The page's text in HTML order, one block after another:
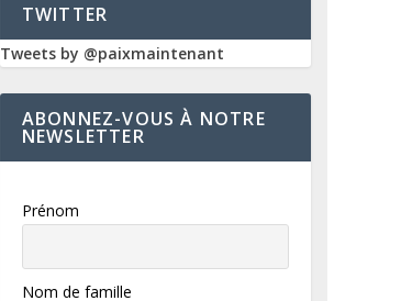
TWITTER
Tweets by @paixmaintenant
ABONNEZ-VOUS À NOTRE
NEWSLETTER
Prénom
Nom de famille